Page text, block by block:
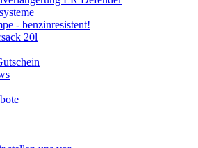
- benzinresistent!
20l